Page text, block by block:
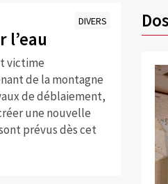
DIVERS
l’eau
victime
de la montagne
de déblaiement,
une nouvelle
prévus dès cet